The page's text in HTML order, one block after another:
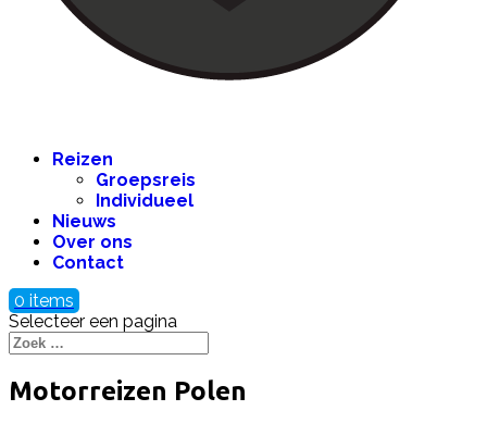
Reizen
Groepsreis
Individueel
Nieuws
Over ons
Contact
0 items
Selecteer een pagina
Motorreizen Polen